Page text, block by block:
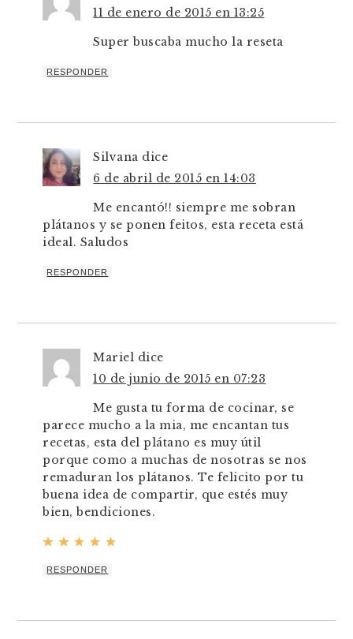
11 de enero de 2015 en 13:25
Super buscaba mucho la reseta
RESPONDER
Silvana dice
6 de abril de 2015 en 14:03
Me encantó!! siempre me sobran
plátanos y se ponen feitos, esta receta está
ideal. Saludos
RESPONDER
Mariel dice
10 de junio de 2015 en 07:23
Me gusta tu forma de cocinar, se
parece mucho a la mia, me encantan tus
recetas, esta del plátano es muy útil
porque como a muchas de nosotras se nos
remaduran los plátanos. Te felicito por tu
buena idea de compartir, que estés muy
bien, bendiciones.
RESPONDER